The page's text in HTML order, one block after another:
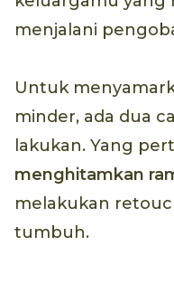
menjalani
Untuk
minder, ada dua
lakukan. Yang
menghitamkan
melakukan
tumbuh.